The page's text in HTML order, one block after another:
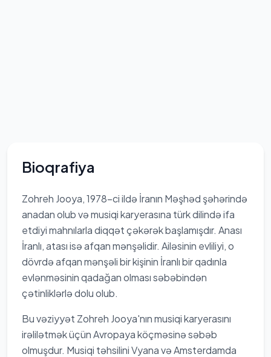
Bioqrafiya
Zohreh Jooya, 1978-ci ildə İranın Məşhəd şəhərində
anadan olub və musiqi karyerasına türk dilində ifa
etdiyi mahnılarla diqqət çəkərək başlamışdır. Anası
İranlı, atası isə afqan mənşəlidir. Ailəsinin evliliyi, o
dövrdə afqan mənşəli bir kişinin İranlı bir qadınla
evlənməsinin qadağan olması səbəbindən
çətinliklərlə dolu olub.
Bu vəziyyət Zohreh Jooya'nın musiqi karyerasını
irəlilətmək üçün Avropaya köçməsinə səbəb
olmuşdur. Musiqi təhsilini Vyana və Amsterdamda